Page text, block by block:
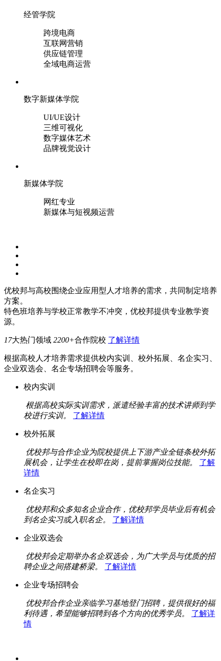
经管学院
跨境电商
互联网营销
供应链管理
全域电商运营
数字新媒体学院
UI/UE设计
三维可视化
数字媒体艺术
品牌视觉设计
新媒体学院
网红专业
新媒体与短视频运营
优校邦与高校围绕企业应用型人才培养的需求，共同制定培养
方案。
特色班培养与学校正常教学不冲突，优校邦提供专业教学资
源。
17大热门领域 2200+合作院校 了解详情
根据高校人才培养需求提供校内实训、校外拓展、名企实习、
企业双选会、名企专场招聘会等服务。
校内实训
根据高校实际实训需求，派遣经验丰富的技术讲师到学
校进行实训。
了解详情
校外拓展
优校邦与合作企业为院校提供上下游产业全链条校外拓
展机会，让学生在校即在岗，提前掌握岗位技能。
了解
详情
名企实习
优校邦和众多知名企业合作，优校邦学员毕业后有机会
到名企实习或入职名企。
了解详情
企业双选会
优校邦会定期举办名企双选会，为广大学员与优质的招
聘企业之间搭建桥梁。
了解详情
企业专场招聘会
优校邦合作企业亲临学习基地登门招聘，提供很好的福
利待遇，希望能够招聘到各个方向的优秀学员。
了解详
情